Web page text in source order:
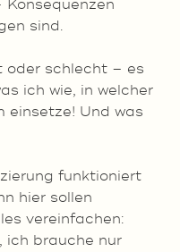
sind.
oder schlecht – es
ich wie, in welcher
einsetze! Und was
funktioniert
hier sollen
vereinfachen:
ich brauche nur